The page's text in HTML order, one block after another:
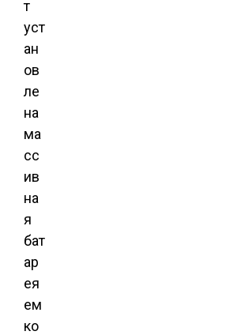
т
уст
ан
ов
ле
на
ма
сс
ив
на
я
бат
ар
ея
ем
ко